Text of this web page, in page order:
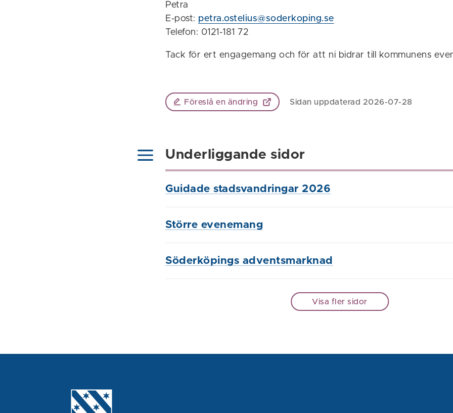
Petra
E-post: petra.ostelius@soderkoping.se
Telefon: 0121-181 72
Tack för ert engagemang och för att ni bidrar till kommunens
Föreslå en ändring Sidan uppdaterad 2026-07-28
Underliggande sidor
Guidade stadsvandringar 2026
Större evenemang
Söderköpings adventsmarknad
Visa fler sidor